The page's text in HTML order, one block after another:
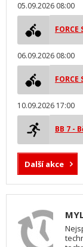
05.09.2026 08:00
06.09.2026 08:00
10.09.2026 17:00
BB 7 -
Další akce